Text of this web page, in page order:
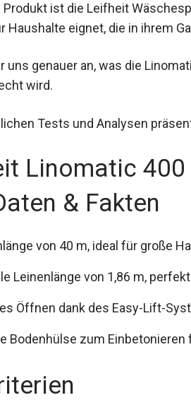
ist die Leifheit
Haushalte eignet, die in ihrem
uns genauer an, was die
wird.
Tests und Analysen
Linomatic
& Fakten
von 40 m, ideal für große
Leinenlänge von 1,86 m,
Öffnen dank des Easy-Lift-
Bodenhülse zum Einbetonieren